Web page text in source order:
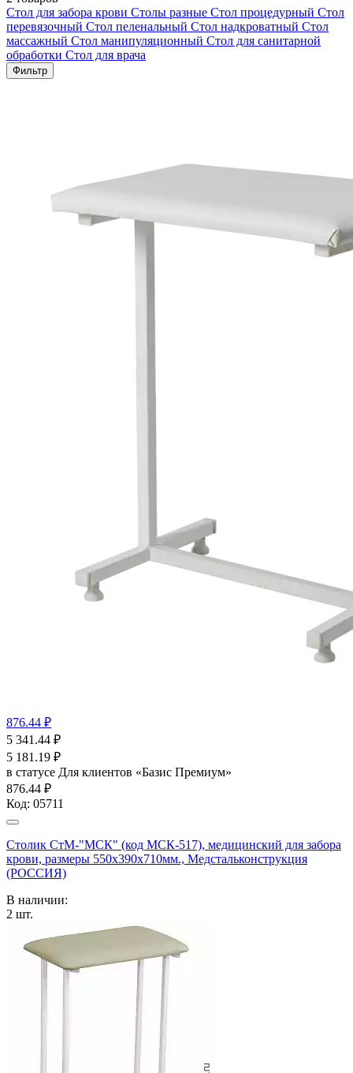
Стол для забора крови Столы разные Стол процедурный Стол
перевязочный Стол пеленальный Стол надкроватный Стол
массажный Стол манипуляционный Стол для санитарной
обработки Стол для врача
Фильтр
876.44 ₽
5 341.44 ₽
5 181.19 ₽
в статусе Для клиентов «Базис Премиум»
876.44 ₽
Код: 05711
Столик СтМ-"МСК" (код МСК-517), медицинский для забора
крови, размеры 550х390х710мм., Медстальконструкция
(РОССИЯ)
В наличии:
2 шт.